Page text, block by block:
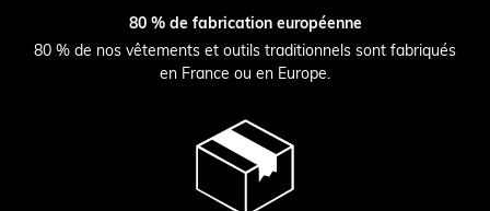
80 % de fabrication européenne
80 % de nos vêtements et outils traditionnels sont fabriqués
en France ou en Europe.